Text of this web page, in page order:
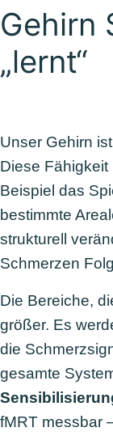
Gehirn
„lernt“
Unser Gehirn
Diese Fähigkeit
Beispiel das
bestimmte
strukturell
Schmerzen
Die Bereiche,
größer. Es
die
gesamte
fMRT messbar